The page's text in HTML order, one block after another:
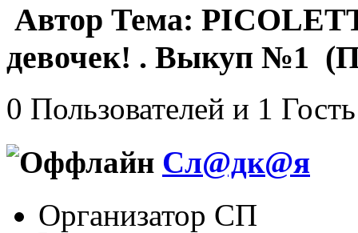
Автор Тема:
девочек! . Выкуп №1
0 Пользователей и 1
Сл@дк@я
Организатор СП